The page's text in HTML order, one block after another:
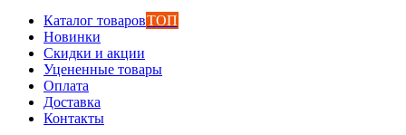
Каталог товаровТОП
Новинки
Скидки и акции
Уцененные товары
Оплата
Доставка
Контакты